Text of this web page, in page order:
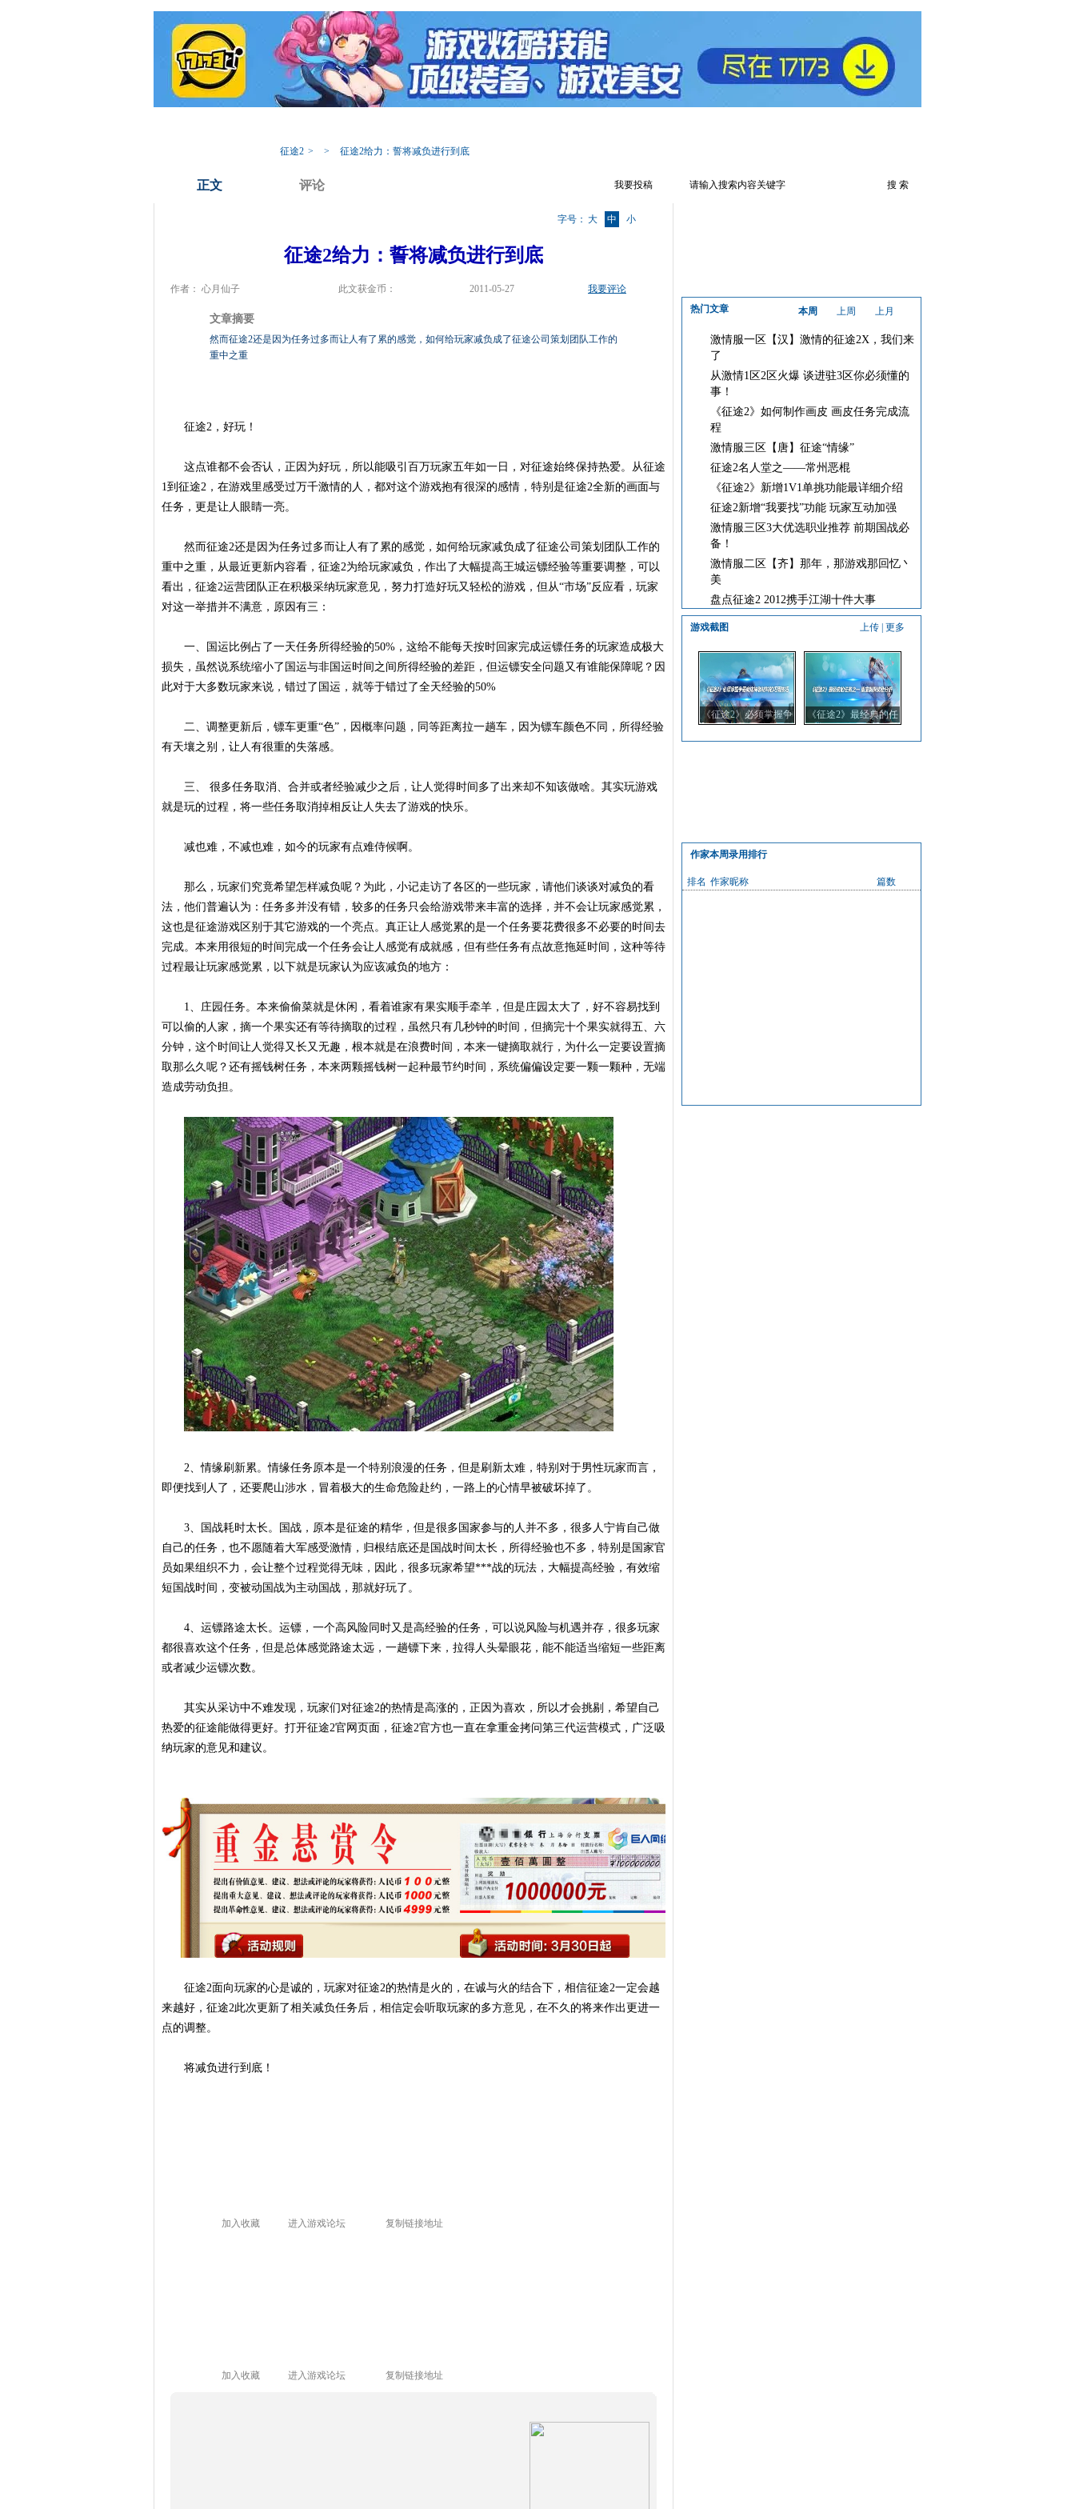
征途2 > > 征途2给力：誓将减负进行到底
正文 评论 我要投稿
字号： 大 中 小
征途2给力：誓将减负进行到底
作者： 心月仙子 此文获金币： 2011-05-27 我要评论
文章摘要
然而征途2还是因为任务过多而让人有了累的感觉，如何给玩家减负成了征途公司策划团队工作的
重中之重
征途2，好玩！
这点谁都不会否认，正因为好玩，所以能吸引百万玩家五年如一日，对征途始终保持热爱。从征途
1到征途2，在游戏里感受过万千激情的人，都对这个游戏抱有很深的感情，特别是征途2全新的画面与
任务，更是让人眼睛一亮。
然而征途2还是因为任务过多而让人有了累的感觉，如何给玩家减负成了征途公司策划团队工作的
重中之重，从最近更新内容看，征途2为给玩家减负，作出了大幅提高王城运镖经验等重要调整，可以
看出，征途2运营团队正在积极采纳玩家意见，努力打造好玩又轻松的游戏，但从“市场”反应看，玩家
对这一举措并不满意，原因有三：
一、国运比例占了一天任务所得经验的50%，这给不能每天按时回家完成运镖任务的玩家造成极大
损失，虽然说系统缩小了国运与非国运时间之间所得经验的差距，但运镖安全问题又有谁能保障呢？因
此对于大多数玩家来说，错过了国运，就等于错过了全天经验的50%
二、调整更新后，镖车更重“色”，因概率问题，同等距离拉一趟车，因为镖车颜色不同，所得经验
有天壤之别，让人有很重的失落感。
三、 很多任务取消、合并或者经验减少之后，让人觉得时间多了出来却不知该做啥。其实玩游戏
就是玩的过程，将一些任务取消掉相反让人失去了游戏的快乐。
减也难，不减也难，如今的玩家有点难侍候啊。
那么，玩家们究竟希望怎样减负呢？为此，小记走访了各区的一些玩家，请他们谈谈对减负的看
法，他们普遍认为：任务多并没有错，较多的任务只会给游戏带来丰富的选择，并不会让玩家感觉累，
这也是征途游戏区别于其它游戏的一个亮点。真正让人感觉累的是一个任务要花费很多不必要的时间去
完成。本来用很短的时间完成一个任务会让人感觉有成就感，但有些任务有点故意拖延时间，这种等待
过程最让玩家感觉累，以下就是玩家认为应该减负的地方：
1、庄园任务。本来偷偷菜就是休闲，看着谁家有果实顺手牵羊，但是庄园太大了，好不容易找到
可以偷的人家，摘一个果实还有等待摘取的过程，虽然只有几秒钟的时间，但摘完十个果实就得五、六
分钟，这个时间让人觉得又长又无趣，根本就是在浪费时间，本来一键摘取就行，为什么一定要设置摘
取那么久呢？还有摇钱树任务，本来两颗摇钱树一起种最节约时间，系统偏偏设定要一颗一颗种，无端
造成劳动负担。
2、情缘刷新累。情缘任务原本是一个特别浪漫的任务，但是刷新太难，特别对于男性玩家而言，
即便找到人了，还要爬山涉水，冒着极大的生命危险赴约，一路上的心情早被破坏掉了。
3、国战耗时太长。国战，原本是征途的精华，但是很多国家参与的人并不多，很多人宁肯自己做
自己的任务，也不愿随着大军感受激情，归根结底还是国战时间太长，所得经验也不多，特别是国家官
员如果组织不力，会让整个过程觉得无味，因此，很多玩家希望***战的玩法，大幅提高经验，有效缩
短国战时间，变被动国战为主动国战，那就好玩了。
4、运镖路途太长。运镖，一个高风险同时又是高经验的任务，可以说风险与机遇并存，很多玩家
都很喜欢这个任务，但是总体感觉路途太远，一趟镖下来，拉得人头晕眼花，能不能适当缩短一些距离
或者减少运镖次数。
其实从采访中不难发现，玩家们对征途2的热情是高涨的，正因为喜欢，所以才会挑剔，希望自己
热爱的征途能做得更好。打开征途2官网页面，征途2官方也一直在拿重金拷问第三代运营模式，广泛吸
纳玩家的意见和建议。
征途2面向玩家的心是诚的，玩家对征途2的热情是火的，在诚与火的结合下，相信征途2一定会越
来越好，征途2此次更新了相关减负任务后，相信定会听取玩家的多方意见，在不久的将来作出更进一
点的调整。
将减负进行到底！
加入收藏 进入游戏论坛 复制链接地址
加入收藏 进入游戏论坛 复制链接地址
热门文章 本周 上周 上月
激情服一区【汉】激情的征途2X，我们来
了
从激情1区2区火爆 谈进驻3区你必须懂的
事！
《征途2》如何制作画皮 画皮任务完成流
程
激情服三区【唐】征途“情缘”
征途2名人堂之——常州恶棍
《征途2》新增1V1单挑功能最详细介绍
征途2新增“我要找”功能 玩家互动加强
激情服三区3大优选职业推荐 前期国战必
备！
激情服二区【齐】那年，那游戏那回忆丶
美
盘点征途2 2012携手江湖十件大事
上传 更多
游戏截图
《征途2》必须掌握争
《征途2》最经典的任
作家本周录用排行
篇数
排名 作家昵称